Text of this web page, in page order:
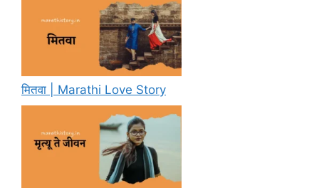
मितवा | Marathi Love Story